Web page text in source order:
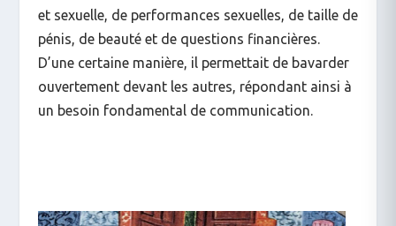
et sexuelle, de performances sexuelles, de taille de
pénis, de beauté et de questions financières.
D’une certaine manière, il permettait de bavarder
ouvertement devant les autres, répondant ainsi à
un besoin fondamental de communication.